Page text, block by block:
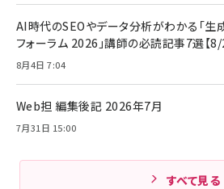
AI時代のSEOやデータ分析がわかる「
フォーラム 2026」講師の必読記事7選【8/
8月4日 7:04
Web担 編集後記 2026年7月
7月31日 15:00
すべて見る